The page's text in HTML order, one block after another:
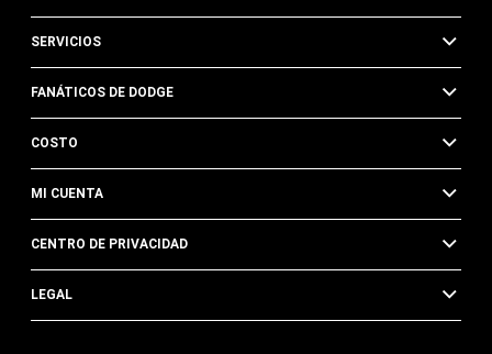
SERVICIOS
FANÁTICOS DE DODGE
COSTO
MI CUENTA
CENTRO DE PRIVACIDAD
LEGAL